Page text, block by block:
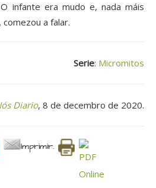
infante era mudo e, nada máis
a falar.
Serie: Micromitos
Diario, 8 de decembro de 2020.
Imprimir.